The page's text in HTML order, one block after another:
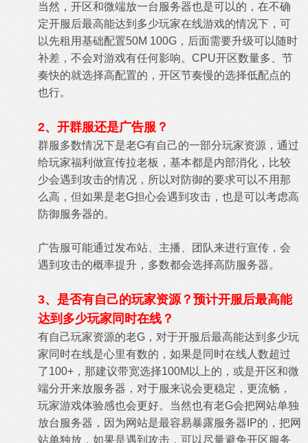
当然，开区和微端放一台服务器也是可以的，在不确
定开服后最高能达到多少玩家在线游戏的情况下，可
以先租用基础配置50M 100G，后面需要升级可以随时
补差，不会对游戏有任何影响。CPU开区数量多、节
奏快的就选择高配置的，开区节奏慢的选择低配点的
也行。
2、开群服还是广告服？
群服多数情况下是老G有自己的一部分玩家资源，通过
给玩家福利做宣传拉老板，基本都是内部消化，比较
少会遇到攻击的情况，所以对防御的要求可以不用那
么高，但如果是老G担心会遇到攻击，也是可以考虑高
防御服务器的。
广告服可能通过发布站、主播、团队来进行宣传，会
遇到攻击的概率提升，多数都会选择高防服务器。
3、是否有自己的玩家资源？预计开服后最高能
达到多少玩家同时在线？
有自己玩家资源的老G，对于开服后最高能达到多少玩
家同时在线是心里有数的，如果是同时在线人数超过
了100+，那建议带宽选择100M以上的，或是开区和微
端分开来放服务器，对于服来说会更稳定，更流畅，
玩家游戏体验感也会更好。当然也有老G会把网站单独
放台服务器，因为网站是最容易暴露服务器IP的，把网
站单独放，如果是遇到攻击，可以尽量避免开区服务